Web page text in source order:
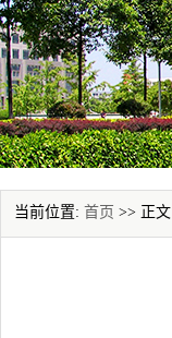
当前位置: 首页 >> 正文